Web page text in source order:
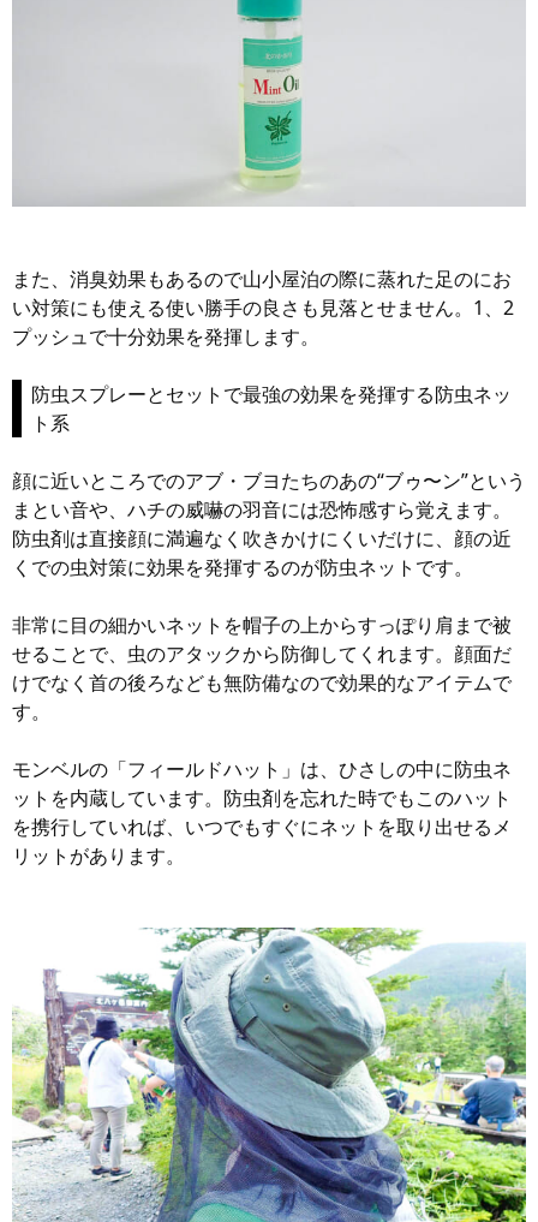
また、消臭効果もあるので山小屋泊の際に蒸れた足のにお
い対策にも使える使い勝手の良さも見落とせません。1、2
プッシュで十分効果を発揮します。
防虫スプレーとセットで最強の効果を発揮する防虫ネッ
ト系
顔に近いところでのアブ・ブヨたちのあの“ブゥ〜ン”という
まとい音や、ハチの威嚇の羽音には恐怖感すら覚えます。
防虫剤は直接顔に満遍なく吹きかけにくいだけに、顔の近
くでの虫対策に効果を発揮するのが防虫ネットです。
非常に目の細かいネットを帽子の上からすっぽり肩まで被
せることで、虫のアタックから防御してくれます。顔面だ
けでなく首の後ろなども無防備なので効果的なアイテムで
す。
モンベルの「フィールドハット」は、ひさしの中に防虫ネ
ットを内蔵しています。防虫剤を忘れた時でもこのハット
を携行していれば、いつでもすぐにネットを取り出せるメ
リットがあります。